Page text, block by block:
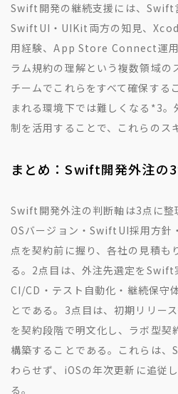
Swift開発の継続支援には、Swift
SwiftUI・UIKit両方の知見、
用経験、App Store Connect運
ラム規約の理解という複数領域の
チームでこれらをすべて確保する
まれる環境下では難しくなる *3。
制を活用することで、これらのス
まとめ：Swift開発外注の
Swift開発外注の判断軸は3点に整
OSバージョン・SwiftUI採用方
点を契約前に握り、各社の見積も
る。2点目は、外注先選定をSwift
CI/CD・テスト自動化・継続保守
とである。3点目は、初期リリー
を契約段階で明文化し、ラボ型契
構築することである。これらは
わらせず、iOSの年次更新に追従
る。